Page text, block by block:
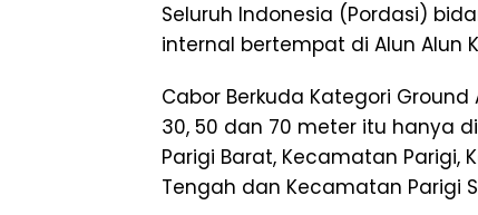
Seluruh Indonesia (Pordasi)
internal bertempat di Alun Alun
Cabor Berkuda Kategori
30, 50 dan 70 meter itu hanya
Parigi Barat, Kecamatan Parigi,
Tengah dan Kecamatan Parigi